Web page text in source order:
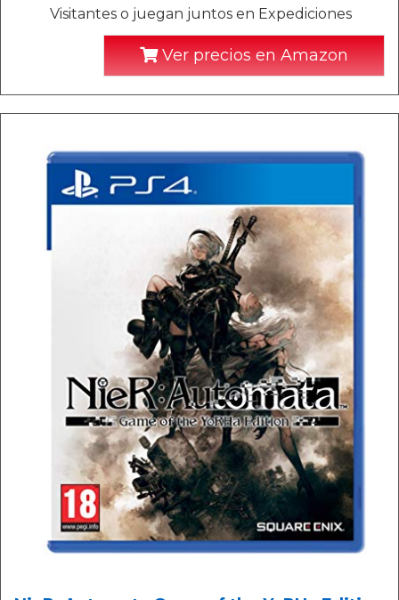
Visitantes o juegan juntos en Expediciones
Ver precios en Amazon